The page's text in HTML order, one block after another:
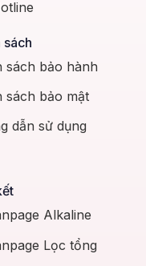
sách
sách bảo hành
sách bảo mật
dẫn sử dụng
Alkaline
Lọc tổng